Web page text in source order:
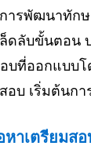
รพัฒนาทักษ
ดลับขั้นตอน
บที่ออกแบบ
บ เริ่มต้นกา
าเตรียมสอ